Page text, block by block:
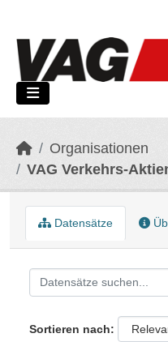
Organisationen
VAG Verkehrs-
Datensätze
Sortieren nach